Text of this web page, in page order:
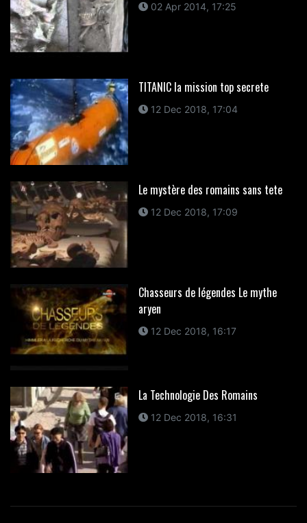
02 Apr 2014, 17:25
TITANIC la mission top secrete
12 Dec 2018, 17:04
Le mystère des romains sans tete
12 Dec 2018, 17:09
Chasseurs de légendes Le mythe
aryen
12 Dec 2018, 16:17
La Technologie Des Romains
12 Dec 2018, 16:31